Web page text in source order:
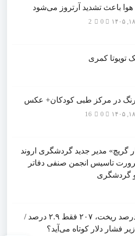
هوا باعث تشدید آرتروز می‌شود
2
در مرکز طبی کودکان+ عکس
16
گریچ» مدیر جدید گردشگری اروند
تاسیس انجمن صنفی دفاتر
گردشگری
دلار ۴ درصد ریخت، ۲۰۷ فقط ۲.۹ درصد /
فشار دلار کوتاه می‌آید؟